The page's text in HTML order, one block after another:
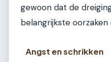
gewoon dat de
belangrijkste
Angst en schrikken